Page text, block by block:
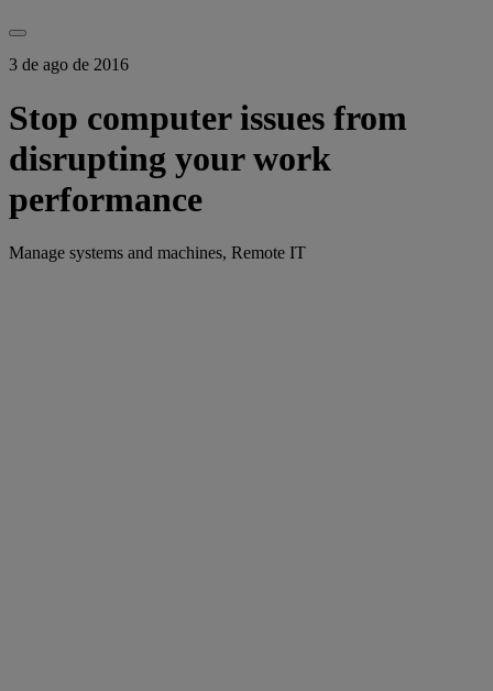
3 de ago de 2016
Stop computer issues from
disrupting your work
performance
Manage systems and machines, Remote IT